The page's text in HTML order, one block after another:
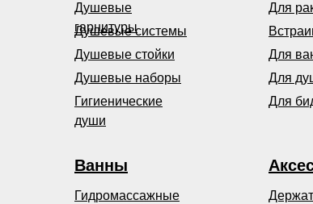
Душевые
гарнитуры
Душевые системы
Гигиенические
души
Для
Для
Для
Для
Ванны
Душевые стойки
Душевые наборы
Гидромассажные